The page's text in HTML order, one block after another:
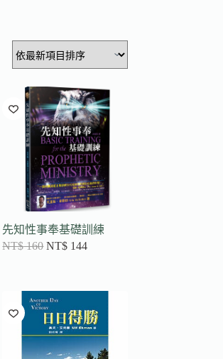
先知性事奉基礎訓練
NT$160 NT$ 144